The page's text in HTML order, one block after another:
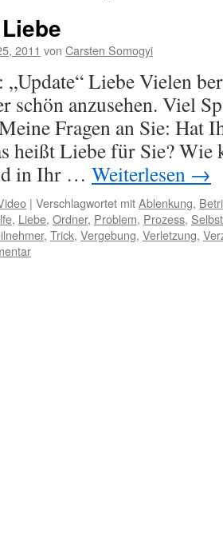
2011 von Carsten Somogyi
„Update“ Liebe Vielen
schön anzusehen. Viel
Fragen an Sie: Hat
heißt Liebe für Sie? Wie
in Ihr … Weiterlesen →
| Verschlagwortet mitAblenkung,
, Liebe, Ordner, Problem, Prozess, Selbst
, Trick, Vergebung, Verletzung,